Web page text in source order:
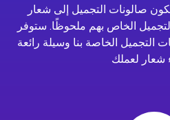
صالونات التجميل إلى شعار
الخاص بهم ملحوظًا. ستوفر
الخاصة بنا وسيلة رائعة